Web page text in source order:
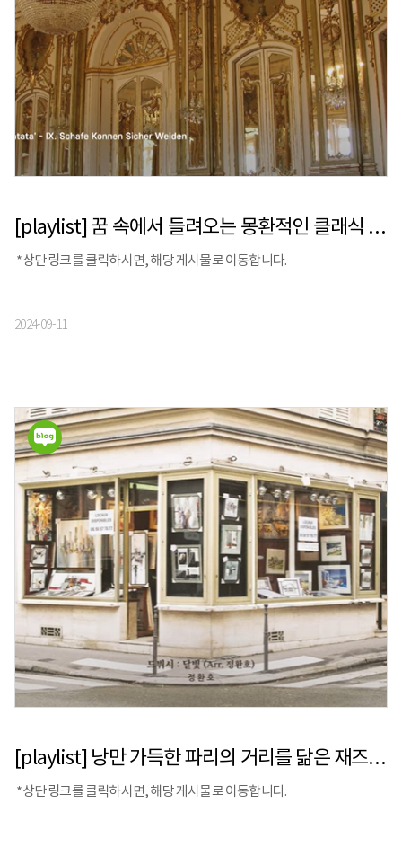
[playlist] 꿈 속에서 들려오는 몽환적인 클래식 음악 | 들을수록 빠져드는 클래식 명곡
*상단 링크를 클릭하시면, 해당 게시물로 이동합니다.
2024-09-11
[playlist] 낭만 가득한 파리의 거리를 닮은 재즈 플레이리스트
*상단 링크를 클릭하시면, 해당 게시물로 이동합니다.